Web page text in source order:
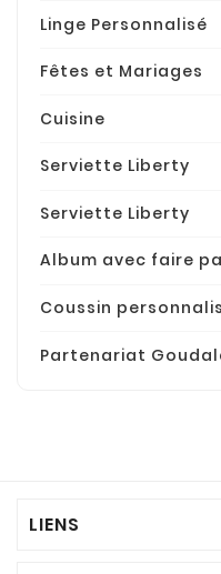
Linge Personnalisé
Fêtes et Mariages
Cuisine
Serviette Liberty
Serviette Liberty
Album avec faire
Coussin
Partenariat
LIENS